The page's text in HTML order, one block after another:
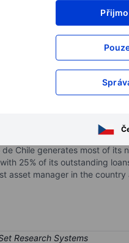
de Chile, Banco
Chile generates most of
25% of its outstanding
asset manager in the